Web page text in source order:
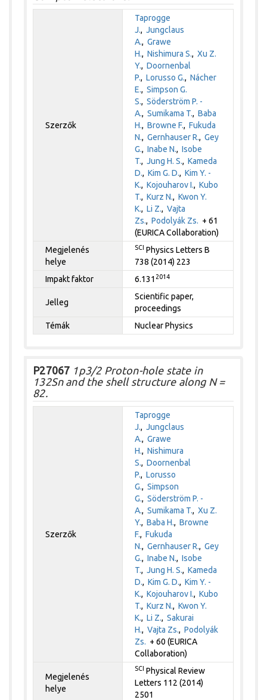
Szerzők
Taprogge
J.,Jungclaus
A.,Grawe
H.,Nishimura S.,Xu Z.
Y.,Doornenbal
P.,Lorusso G.,Nácher
E.,Simpson G.
S.,Söderström P. -
A.,Sumikama T.,Baba
H.,Browne F.,Fukuda
N.,Gernhauser R.,Gey
G.,Inabe N.,Isobe
T.,Jung H. S.,Kameda
D.,Kim G. D.,Kim Y. -
K.,Kojouharov I.,Kubo
T.,Kurz N.,Kwon Y.
K.,Li Z.,Vajta
Zs.,Podolyák Zs. + 61
(EURICA Collaboration)
Megjelenés
helye
SCI Physics Letters B
738 (2014) 223
Impakt faktor
6.131 2014
Jelleg
Scientific paper,
proceedings
Témák
Nuclear Physics
P27067 1p3/2 Proton-hole state in
132Sn and the shell structure along N =
82.
Szerzők
Taprogge
J.,Jungclaus
A.,Grawe
H.,Nishimura
S.,Doornenbal
P.,Lorusso
G.,Simpson
G.,Söderström P. -
A.,Sumikama T.,Xu Z.
Y.,Baba H.,Browne
F.,Fukuda
N.,Gernhauser R.,Gey
G.,Inabe N.,Isobe
T.,Jung H. S.,Kameda
D.,Kim G. D.,Kim Y. -
K.,Kojouharov I.,Kubo
T.,Kurz N.,Kwon Y.
K.,Li Z.,Sakurai
H.,Vajta Zs.,Podolyák
Zs. + 60 (EURICA
Collaboration)
Megjelenés
helye
SCI Physical Review
Letters 112 (2014)
2501